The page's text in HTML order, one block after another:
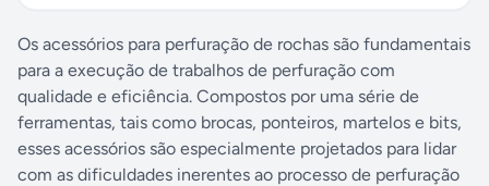
Os acessórios para perfuração de rochas são fundamentais
para a execução de trabalhos de perfuração com
qualidade e eficiência. Compostos por uma série de
ferramentas, tais como brocas, ponteiros, martelos e bits,
esses acessórios são especialmente projetados para lidar
com as dificuldades inerentes ao processo de perfuração